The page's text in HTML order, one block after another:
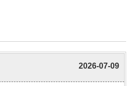
2026-07-09